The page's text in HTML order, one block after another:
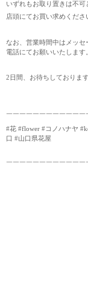
いずれもお取り置きは不可
店頭にてお買い求めくださ
なお、営業時間中はメッ
電話にてお願いいたします
2日間、お待ちしております
￣￣￣￣￣￣￣￣￣￣￣￣
#花 #flower #コノハナヤ
口 #山口県花屋
￣￣￣￣￣￣￣￣￣￣￣￣